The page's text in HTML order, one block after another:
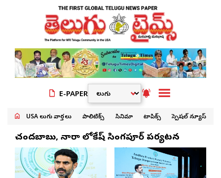
E-PAPER
USA తెలుగు వార్తలు పాలిటిక్స్ సినిమా టాపిక్స్ స్పెషల్ న్యూస్
చంద్రబాబు, నారా లోకేష్ సింగపూర్ పర్యటన